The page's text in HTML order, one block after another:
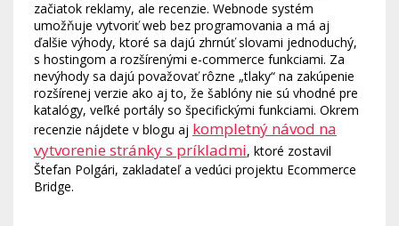
začiatok reklamy, ale recenzie. Webnode systém
umožňuje vytvoriť web bez programovania a má aj
ďalšie výhody, ktoré sa dajú zhrnúť slovami jednoduchý,
s hostingom a rozšírenými e-commerce funkciami. Za
nevýhody sa dajú považovať rôzne „tlaky“ na zakúpenie
rozšírenej verzie ako aj to, že šablóny nie sú vhodné pre
katalógy, veľké portály so špecifickými funkciami. Okrem
recenzie nájdete v blogu aj kompletný návod na
vytvorenie stránky s príkladmi, ktoré zostavil
Štefan Polgári, zakladateľ a vedúci projektu Ecommerce
Bridge.